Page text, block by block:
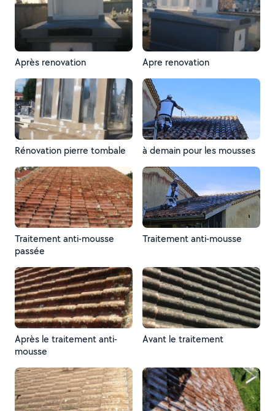
Après renovation Apre renovation
Rénovation pierre tombale à demain pour les mousses
Traitement anti-mousse
passée
Traitement anti-mousse
Après le traitement anti-
mousse
Avant le traitement